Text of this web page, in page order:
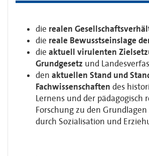
die realen
die reale Bewusstseinslage
die aktuell virulenten
Grundgesetz und
den aktuellen Stand und
Fachwissenschaften des
Lernens und der pädagogisch
Forschung zu den
durch Sozialisation und